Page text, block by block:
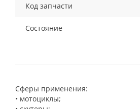
Код запчасти
Состояние
Сферы применения:
• мотоциклы;